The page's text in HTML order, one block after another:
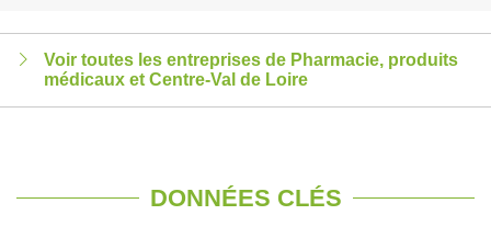
Voir toutes les entreprises de Pharmacie, produits
médicaux et Centre-Val de Loire
DONNÉES CLÉS